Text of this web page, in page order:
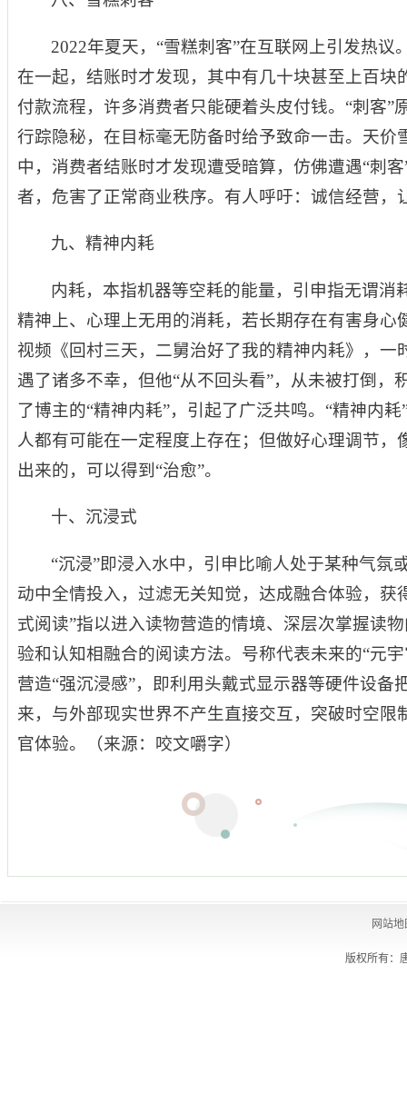
2022年夏天，“雪糕刺客”在互联网上引发热
在一起，结账时才发现，其中有几十块甚至上百块
付款流程，许多消费者只能硬着头皮付钱。“刺客”
行踪隐秘，在目标毫无防备时给予致命一击。天价
中，消费者结账时才发现遭受暗算，仿佛遭遇“刺
者，危害了正常商业秩序。有人呼吁：诚信经营，
九、精神内耗
内耗，本指机器等空耗的能量，引申指无谓消
精神上、心理上无用的消耗，若长期存在有害身心
视频《回村三天，二舅治好了我的精神内耗》，一
遇了诸多不幸，但他“从不回头看”，从未被打倒，
了博主的“精神内耗”，引起了广泛共鸣。“精神内
人都有可能在一定程度上存在；但做好心理调节，
出来的，可以得到“治愈”。
十、沉浸式
“沉浸”即浸入水中，引申比喻人处于某种气氛
动中全情投入，过滤无关知觉，达成融合体验，获
式阅读”指以进入读物营造的情境、深层次掌握读
验和认知相融合的阅读方法。号称代表未来的“元
营造“强沉浸感”，即利用头戴式显示器等硬件设备
来，与外部现实世界不产生直接交互，突破时空限
官体验。（来源：咬文嚼字）
网站
版权所有：